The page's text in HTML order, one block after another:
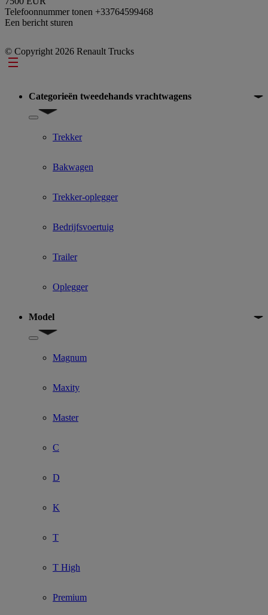
Telefoonnummer tonen +33764599468
Een bericht sturen
© Copyright 2026 Renault Trucks
Footer
Categorieën tweedehands vrachtwagens
Show submenu for Categorieën tweedehands vrachtwagens
Trekker
Bakwagen
Trekker-oplegger
Bedrijfsvoertuig
Trailer
Oplegger
Model
Show submenu for Model
Magnum
Maxity
Master
C
D
K
T
T High
Premium